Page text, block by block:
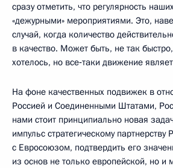
сразу отметить, что регулярность
«дежурными» мероприятиями. Это,
случай, когда количество
в качество. Может быть, не так
хотелось, но все‑таки движение
На фоне качественных подвижек в
Россией и Соединенными Штатами,
нами стоит принципиально новая
импульс стратегическому партнерству
с Евросоюзом, подтвердить его
из основ не только европейской, но и